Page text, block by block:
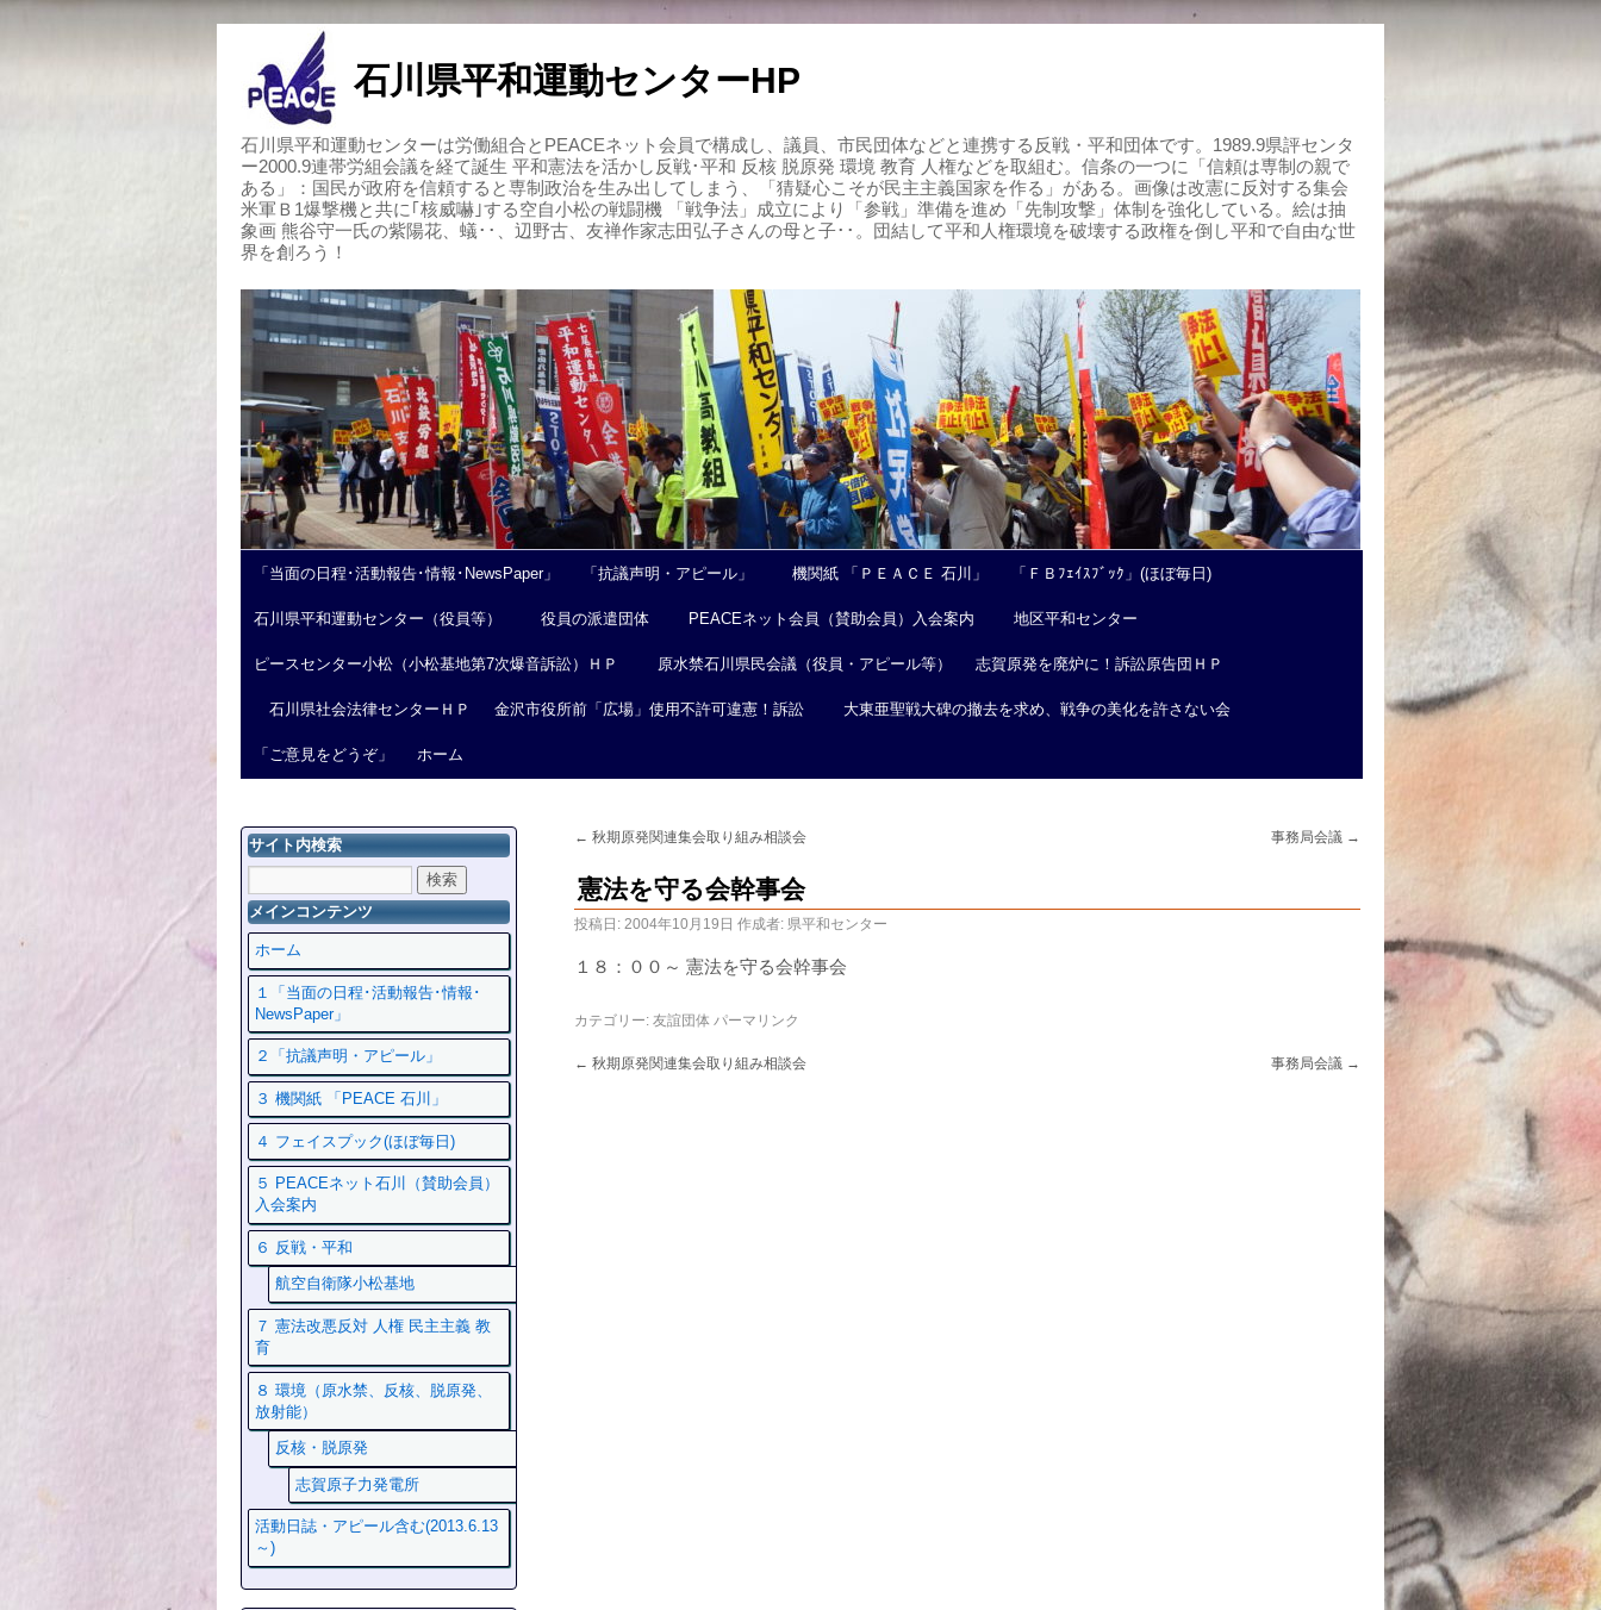
石川県平和運動センターHP
石川県平和運動センターは労働組合とPEACEネット会員で構成し、議員、市民団体などと連携する反戦・平和団体です。1989.9県評センタ
ー2000.9連帯労組会議を経て誕生 平和憲法を活かし反戦･平和 反核 脱原発 環境 教育 人権などを取組む。信条の一つに「信頼は専制の親で
ある」：国民が政府を信頼すると専制政治を生み出してしまう、「猜疑心こそが民主主義国家を作る」がある。画像は改憲に反対する集会
米軍Ｂ1爆撃機と共に｢核威嚇｣する空自小松の戦闘機 「戦争法」成立により「参戦」準備を進め「先制攻撃」体制を強化している。絵は抽
象画 熊谷守一氏の紫陽花、蟻･･、辺野古、友禅作家志田弘子さんの母と子･･。団結して平和人権環境を破壊する政権を倒し平和で自由な世
界を創ろう！
「当面の日程･活動報告･情報･NewsPaper」 「抗議声明・アピール」 機関紙 「ＰＥＡＣＥ 石川」 「ＦＢﾌｪｲｽﾌﾞｯｸ」(ほぼ毎日)
石川県平和運動センター（役員等） 役員の派遣団体 PEACEネット会員（賛助会員）入会案内 地区平和センター
ピースセンター小松（小松基地第7次爆音訴訟）ＨＰ 原水禁石川県民会議（役員・アピール等） 志賀原発を廃炉に！訴訟原告団ＨＰ
石川県社会法律センターＨＰ 金沢市役所前「広場」使用不許可違憲！訴訟 大東亜聖戦大碑の撤去を求め、戦争の美化を許さない会
「ご意見をどうぞ」 ホーム
← 秋期原発関連集会取り組み相談会 事務局会議 →
憲法を守る会幹事会
投稿日: 2004年10月19日 作成者: 県平和センター
１８：００～ 憲法を守る会幹事会
カテゴリー: 友誼団体 パーマリンク
← 秋期原発関連集会取り組み相談会 事務局会議 →
サイト内検索
メインコンテンツ
ホーム
１「当面の日程･活動報告･情報･
NewsPaper」
２「抗議声明・アピール」
３ 機関紙 「PEACE 石川」
４ フェイスプック(ほぼ毎日)
５ PEACEネット石川（賛助会員）
入会案内
６ 反戦・平和
航空自衛隊小松基地
７ 憲法改悪反対 人権 民主主義 教
育
８ 環境（原水禁、反核、脱原発、
放射能）
反核・脱原発
志賀原子力発電所
活動日誌・アピール含む(2013.6.13
～)